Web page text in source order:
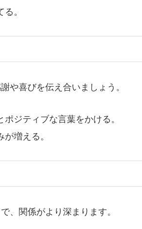
。
や喜びを伝え合いましょう。
ジティブな言葉をかける。
増える。
、関係がより深まります。